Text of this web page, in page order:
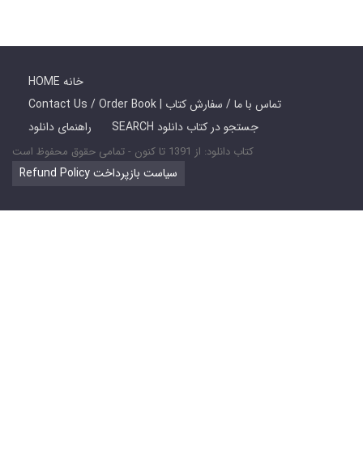
HOME خانه
Contact Us / Order Book | تماس با ما / سفارش کتاب
راهنمای دانلود
SEARCH جستجو در کتاب دانلود
کتاب دانلود: از 1391 تا کنون - تمامی حقوق محفوظ است
Refund Policy سیاست بازپرداخت